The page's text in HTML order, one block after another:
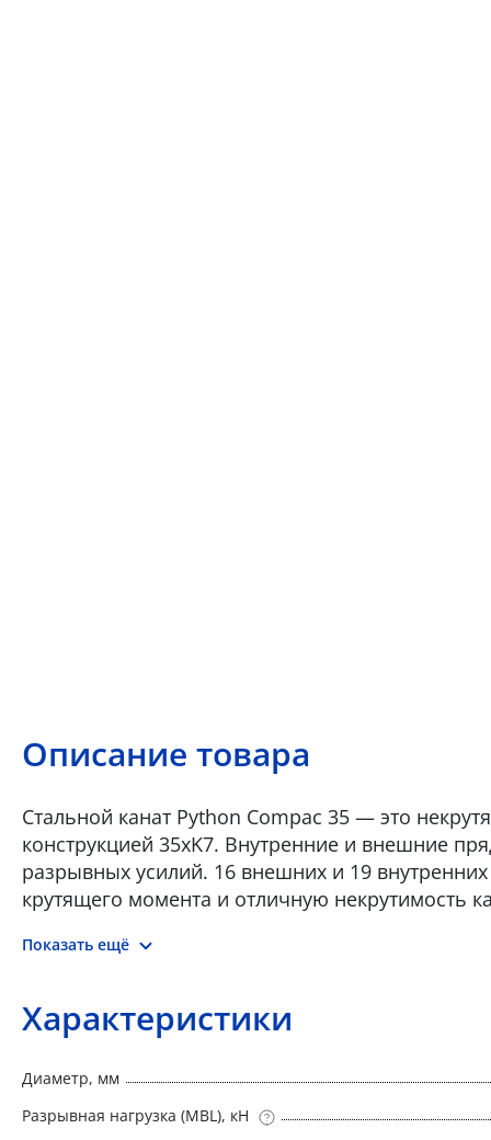
Описание товара
Стальной канат Python Compac 35 — это
конструкцией 35xK7. Внутренние и внешние
разрывных усилий. 16 внешних и 19
крутящего момента и отличную некрутимость
мобильных, гусеничных кранах с решетчатой
башенных, мобильных и гусеничных кранах •
палубных, портовых пьедестальных кранов и
Показать ещё
Характеристики
Диаметр, мм
Разрывная нагрузка (MBL), кН